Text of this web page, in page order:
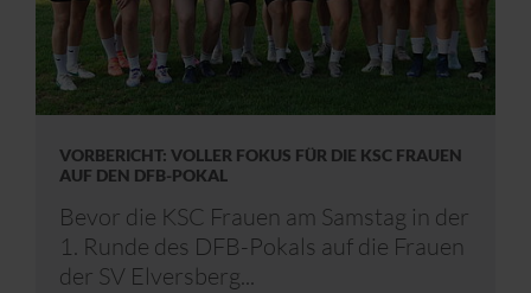
VORBERICHT: VOLLER FOKUS FÜR DIE KSC FRAUEN
AUF DEN DFB-POKAL
Bevor die KSC Frauen am Samstag in der
1. Runde des DFB-Pokals auf die Frauen
der SV Elversberg...